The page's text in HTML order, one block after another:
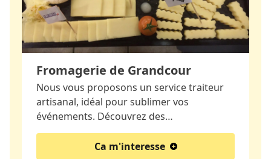
Fromagerie de Grandcour
Nous vous proposons un service traiteur
artisanal, idéal pour sublimer vos
événements. Découvrez des…
Ca m'interesse